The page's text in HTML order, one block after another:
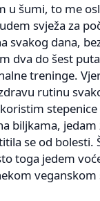
u šumi, to me
svježa za
svakog dana,
dva do šest
treninge.
rutinu
stepenice
biljkama,
se od bolesti.
toga jedem